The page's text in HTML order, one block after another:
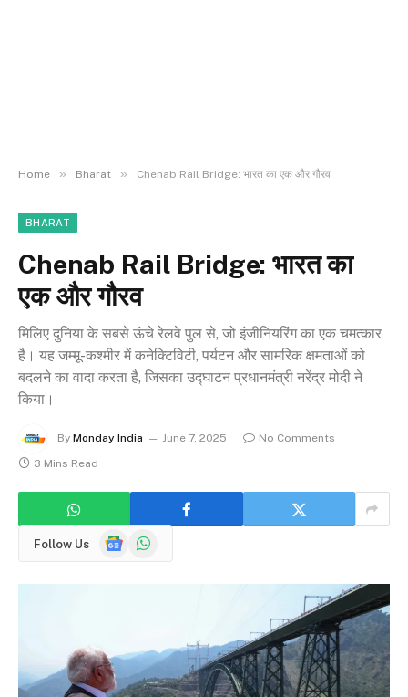
Home » Bharat » Chenab Rail Bridge: भारत का एक और गौरव
BHARAT
Chenab Rail Bridge: भारत का
एक और गौरव
मिलिए दुनिया के सबसे ऊंचे रेलवे पुल से, जो इंजीनियरिंग का एक चमत्कार
है। यह जम्मू-कश्मीर में कनेक्टिविटी, पर्यटन और सामरिक क्षमताओं को
बदलने का वादा करता है, जिसका उद्घाटन प्रधानमंत्री नरेंद्र मोदी ने
किया।
By Monday India June 7, 2025
No Comments
3 Mins Read
Follow Us
GoogleWhatsApp